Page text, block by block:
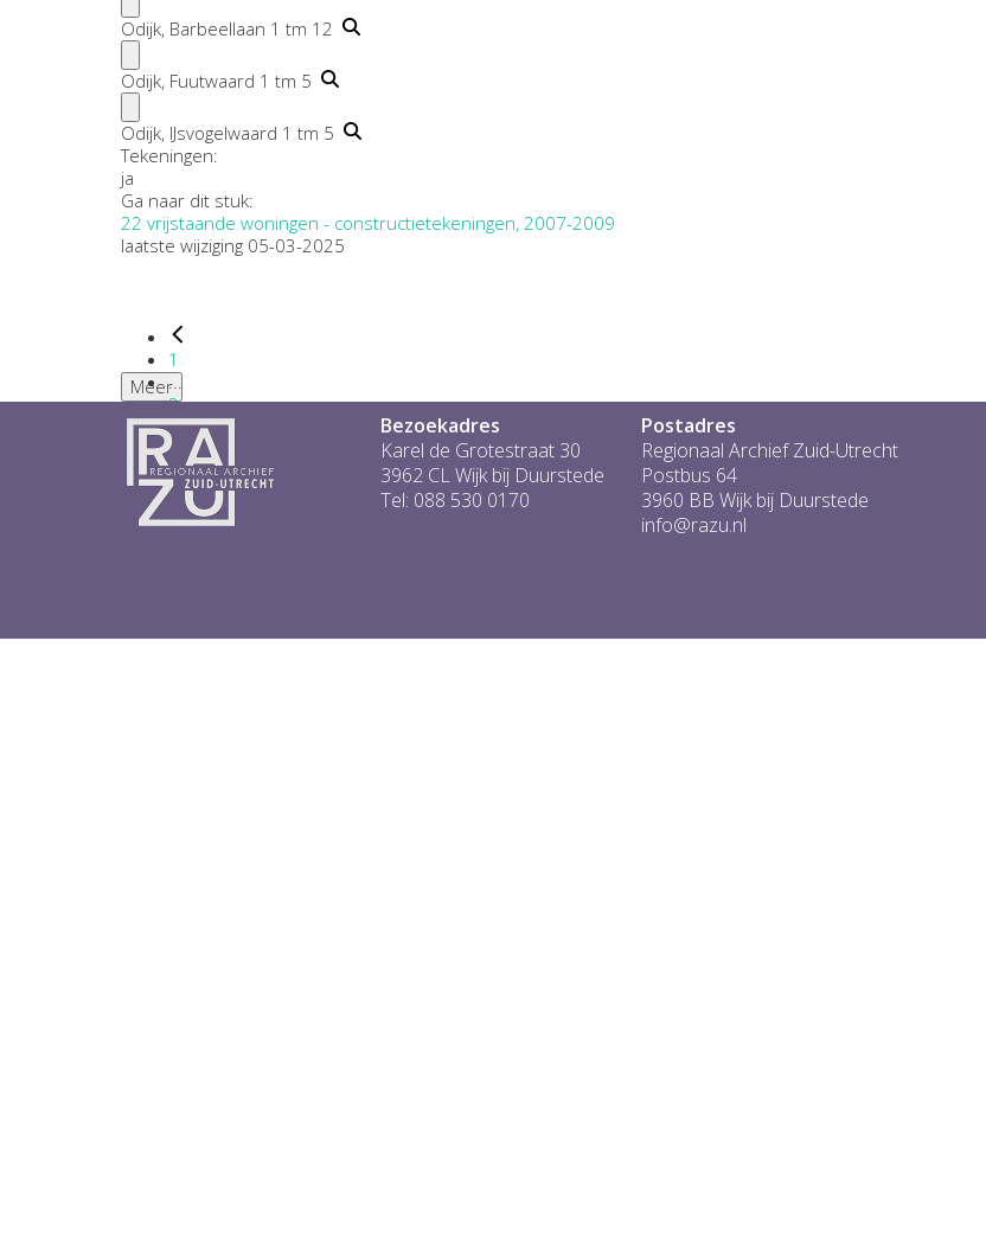
Odijk, Barbeellaan 1 tm 12
Odijk, Fuutwaard 1 tm 5
Odijk, IJsvogelwaard 1 tm 5
Tekeningen:
ja
Ga naar dit stuk:
22 vrijstaande woningen - constructietekeningen, 2007-2009
laatste wijziging 05-03-2025
1
...
2
3
4
5
6
...
Meer
Bezoekadres
Karel de Grotestraat 30
3962 CL Wijk bij Duurstede
Tel: 088 530 0170
Postadres
Regionaal Archief Zuid-Utrecht
Postbus 64
3960 BB Wijk bij Duurstede
info@razu.nl